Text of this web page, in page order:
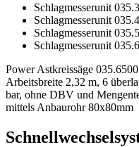
Schlagmesserunit
Schlagmesserunit
Schlagmesserunit
Schlagmesserunit
Power Astkreissäge
Arbeitsbreite 2,32 m, 6
bar, ohne DBV und
mittels Anbaurohr 80x80mm